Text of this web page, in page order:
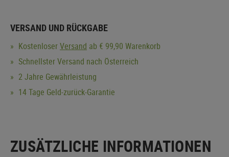
VERSAND UND RÜCKGABE
KostenloserVersand ab € 99,90 Warenkorb
Schnellster Versand nach Österreich
2 Jahre Gewährleistung
14 Tage Geld-zurück-Garantie
ZUSÄTZLICHE INFORMATIONEN